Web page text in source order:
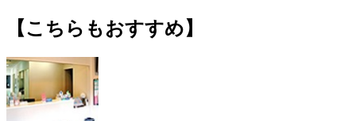
【こちらもおすすめ】